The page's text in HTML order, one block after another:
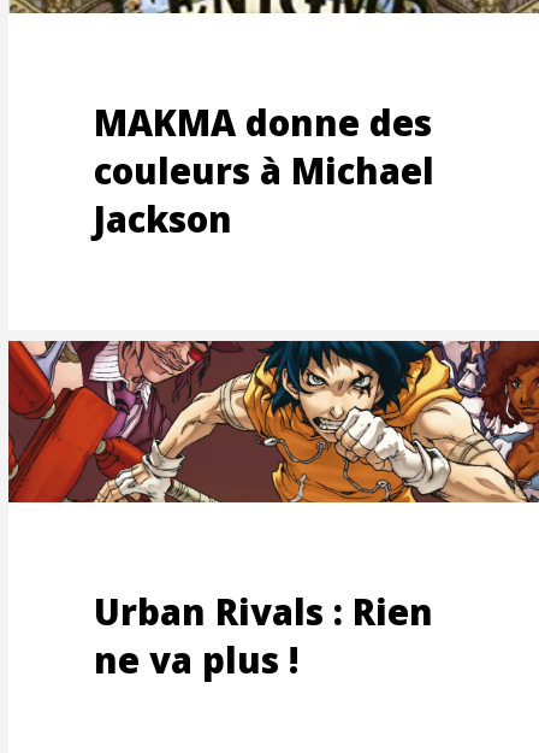
MAKMA donne des
couleurs à Michael
Jackson
Urban Rivals : Rien
ne va plus !